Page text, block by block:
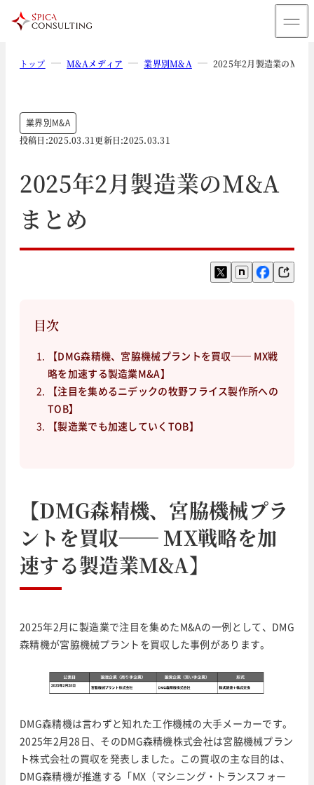
トップ M&Aメディア 業界別M&A 2025年2月製造業のM&A
業界別M&A
投稿日:2025.03.31更新日:2025.03.31
2025年2月製造業のM&A
まとめ
目次
【DMG森精機、宮脇機械プラントを買収── MX戦
略を加速する製造業M&A】
【注目を集めるニデックの牧野フライス製作所への
TOB】
【製造業でも加速していくTOB】
【DMG森精機、宮脇機械プラ
ントを買収── MX戦略を加
速する製造業M&A】
2025年2月に製造業で注目を集めたM&Aの一例として、DMG
森精機が宮脇機械プラントを買収した事例があります。
DMG森精機は言わずと知れた工作機械の大手メーカーです。
2025年2月28日、そのDMG森精機株式会社は宮脇機械プラン
ト株式会社の買収を発表しました。​この買収の主な目的は、
DMG森精機が推進する「MX（マシニング・トランスフォー